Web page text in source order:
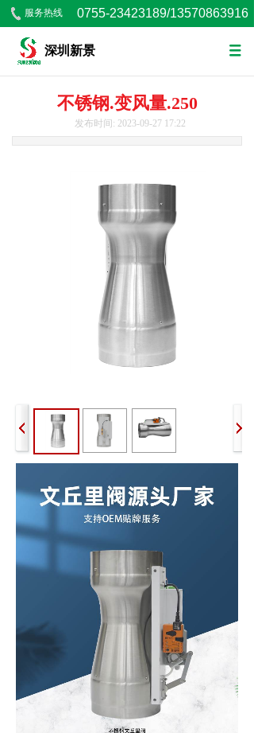
0755-23423189/13570863916
服务热线
深圳新景
不锈钢.变风量.250
发布时间: 2023-09-27 17:22